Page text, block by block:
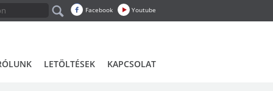
Facebook Youtube
LETÖLTÉSEK KAPCSOLAT